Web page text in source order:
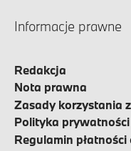
Informacje prawne
Redakcja
Nota prawna
Zasady korzystania
Polityka prywatności
Regulamin płatności